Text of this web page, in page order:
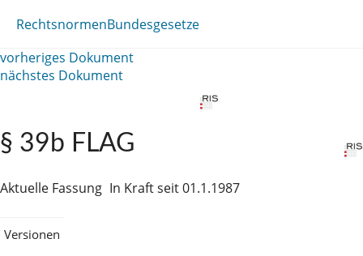
RechtsnormenBundesgesetze
vorheriges Dokument
nächstes Dokument
§ 39b FLAG
Aktuelle Fassung In Kraft seit 01.1.1987
Versionen